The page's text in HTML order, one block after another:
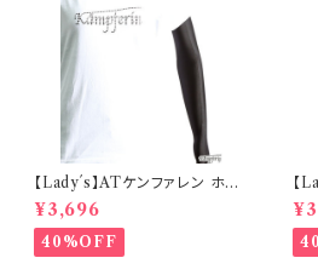
【Lady´s】ATケンファレン ホット
フィットTシャツ
¥3,696
40%OFF
【
フ